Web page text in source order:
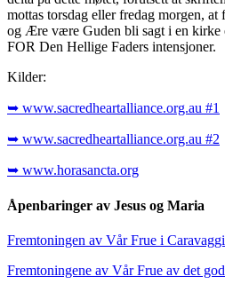
mottas torsdag eller fredag morgen,
og Ære være Guden bli sagt i en
FOR Den Hellige Faders intensjoner.
Kilder:
➥ www.sacredheartalliance.org.au #1
➥ www.sacredheartalliance.org.au #2
➥ www.horasancta.org
Åpenbaringer av Jesus og Maria
Fremtoningen av Vår Frue i
Fremtoningene av Vår Frue av det